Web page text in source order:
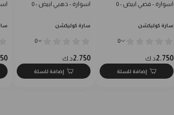
اسوارة - فضي ابيض - 0
سارة كوليكشن
0
2.750د.ك
إضافة للسلة
اسوارة - ذهبي ابيض - 0
سارة كوليكشن
0
2.750د.ك
إضافة للسلة